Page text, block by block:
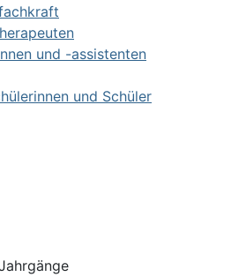
und -assistenten
und Schüler